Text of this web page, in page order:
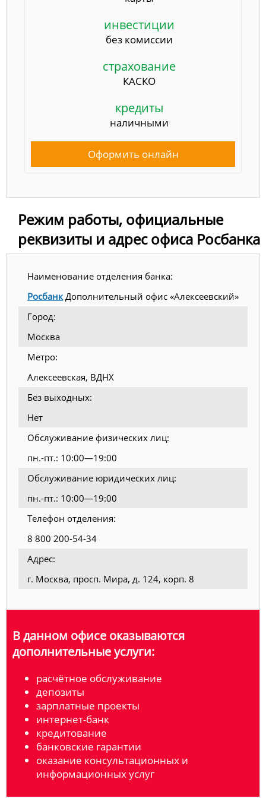
инвестиции
без комиссии
страхование
КАСКО
кредиты
наличными
Оформить онлайн
Режим работы, официальные
реквизиты и адрес офиса Росбанка
Наименование отделения банка:
РосбанкДополнительный офис «Алексеевский»
Город:
Москва
Метро:
Алексеевская, ВДНХ
Без выходных:
Нет
Обслуживание физических лиц:
пн.-пт.: 10:00—19:00
Обслуживание юридических лиц:
пн.-пт.: 10:00—19:00
Телефон отделения:
8 800 200-54-34
Адрес:
г. Москва, просп. Мира, д. 124, корп. 8
В данном офисе оказываются
дополнительные услуги:
расчётное обслуживание
депозиты
зарплатные проекты
интернет-банк
кредитование
банковские гарантии
оказание консультационных и
информационных услуг